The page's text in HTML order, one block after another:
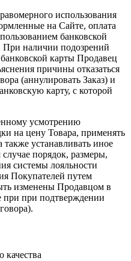
использования
на Сайте, оплата
банковской
наличии подозрений
карты Продавец
причины отказаться
(аннулировать Заказ) и
карту, с которой
усмотрению
на цену Товара, применять
устанавливать иное
порядок, размеры,
системы лояльности
Покупателей путем
изменены Продавцом в
при при подтверждении
качества